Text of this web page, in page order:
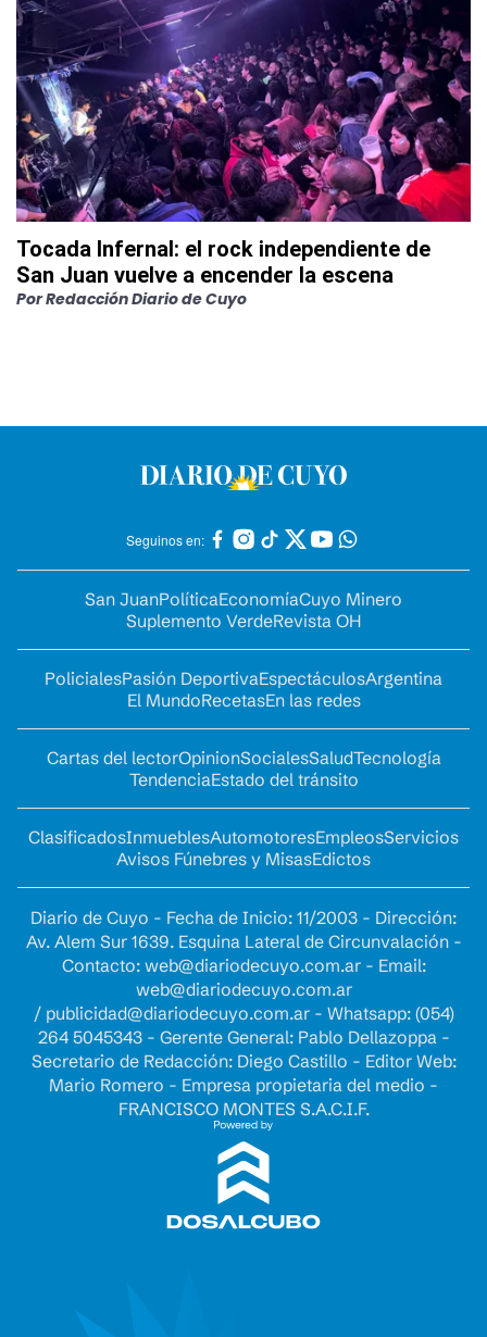
Tocada Infernal: el rock independiente de
San Juan vuelve a encender la escena
PorRedacción Diario de Cuyo
Seguinos en:
San JuanPolíticaEconomíaCuyo Minero
Suplemento VerdeRevista OH
PolicialesPasión DeportivaEspectáculosArgentina
El MundoRecetasEn las redes
Cartas del lectorOpinionSocialesSaludTecnología
TendenciaEstado del tránsito
ClasificadosInmueblesAutomotoresEmpleosServicios
Avisos Fúnebres y MisasEdictos
Diario de Cuyo - Fecha de Inicio: 11/2003 - Dirección:
Av. Alem Sur 1639. Esquina Lateral de Circunvalación -
Contacto: web@diariodecuyo.com.ar- Email:
web@diariodecuyo.com.ar
/ publicidad@diariodecuyo.com.ar- Whatsapp: (054)
264 5045343 - Gerente General: Pablo Dellazoppa -
Secretario de Redacción: Diego Castillo - Editor Web:
Mario Romero - Empresa propietaria del medio -
FRANCISCO MONTES S.A.C.I.F.